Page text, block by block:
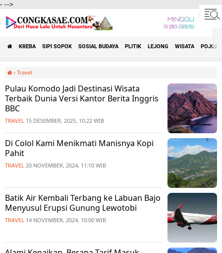
- -->
MINGGU
9 08 2026
KREBA SIPI SOPOK SOSIAL BUDAYA PLITIK LEJONG WISATA POJOK
› Travel
Pulau Komodo Jadi Destinasi Wisata
Terbaik Dunia Versi Kantor Berita Inggris
BBC
TRAVEL 15 DESEMBER, 2025, 10:22 WIB
Di Colol Kami Menikmati Manisnya Kopi
Pahit
TRAVEL 20 NOVEMBER, 2024, 11:10 WIB
Batik Air Kembali Terbang ke Labuan Bajo
Menyusul Erupsi Gunung Lewotobi
TRAVEL 14 NOVEMBER, 2024, 10:00 WIB